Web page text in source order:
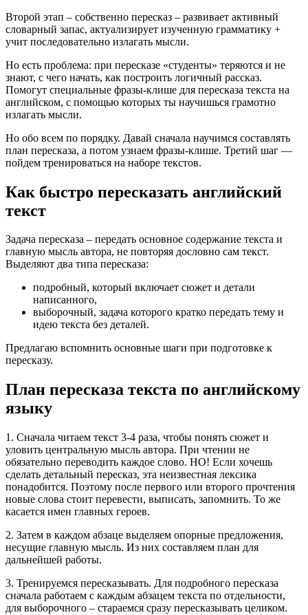
Второй этап – собственно пересказ – развивает активный
словарный запас, актуализирует изученную грамматику +
учит последовательно излагать мысли.
Но есть проблема: при пересказе «студенты» теряются и не
знают, с чего начать, как построить логичный рассказ.
Помогут специальные фразы-клише для пересказа текста на
английском, с помощью которых ты научишься грамотно
излагать мысли.
Но обо всем по порядку. Давай сначала научимся составлять
план пересказа, а потом узнаем фразы-клише. Третий шаг —
пойдем тренироваться на наборе текстов.
Как быстро пересказать английский
текст
Задача пересказа – передать основное содержание текста и
главную мысль автора, не повторяя дословно сам текст.
Выделяют два типа пересказа:
подробный, который включает сюжет и детали
написанного,
выборочный, задача которого кратко передать тему и
идею текста без деталей.
Предлагаю вспомнить основные шаги при подготовке к
пересказу.
План пересказа текста по английскому
языку
1. Сначала читаем текст 3-4 раза, чтобы понять сюжет и
уловить центральную мысль автора. При чтении не
обязательно переводить каждое слово. НО! Если хочешь
сделать детальный пересказ, эта неизвестная лексика
понадобится. Поэтому после первого или второго прочтения
новые слова стоит перевести, выписать, запомнить. То же
касается имен главных героев.
2. Затем в каждом абзаце выделяем опорные предложения,
несущие главную мысль. Из них составляем план для
дальнейшей работы.
3. Тренируемся пересказывать. Для подробного пересказа
сначала работаем с каждым абзацем текста по отдельности,
для выборочного – стараемся сразу пересказывать целиком.